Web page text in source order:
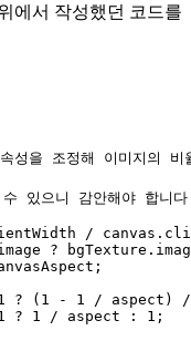
에서 작성했던 코드를
조정해 이미지의 비
있으니 감안해야 합니
/
?
1 ? (1 - 1 / aspect)
? 1 / aspect : 1;